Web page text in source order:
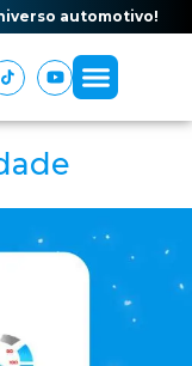
automotivo!